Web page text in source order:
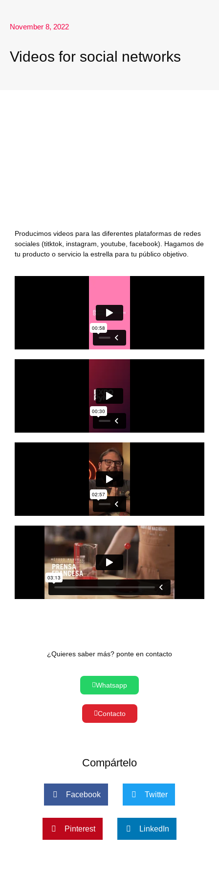
November 8, 2022
Videos for social networks
Producimos videos para las diferentes plataformas de redes
sociales (titktok, instagram, youtube, facebook). Hagamos de
tu producto o servicio la estrella para tu público objetivo.
¿Quieres saber más? ponte en contacto
Whatsapp
Contacto
Compártelo
Facebook Twitter
Pinterest LinkedIn